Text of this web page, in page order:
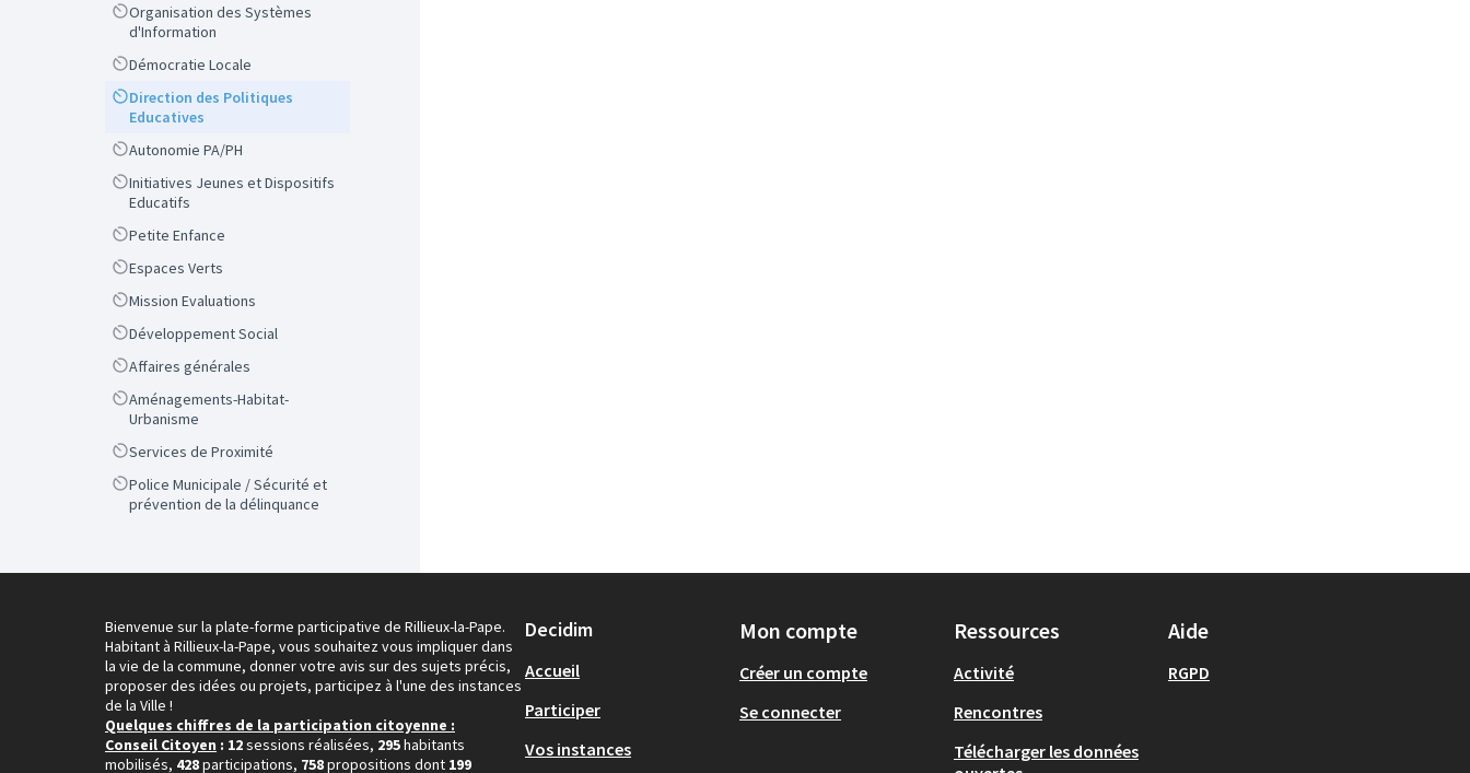
Scope
Organisation des Systèmes
d'Information
ScopeDémocratie Locale
Scope
Direction des Politiques
Educatives
ScopeAutonomie PA/PH
Scope
Initiatives Jeunes et Dispositifs
Educatifs
ScopePetite Enfance
ScopeEspaces Verts
ScopeMission Evaluations
ScopeDéveloppement Social
ScopeAffaires générales
Scope
Aménagements-Habitat-
Urbanisme
ScopeServices de Proximité
Scope
Police Municipale / Sécurité et
prévention de la délinquance
Bienvenue sur la plate-forme participative de Rillieux-la-Pape.
Habitant à Rillieux-la-Pape, vous souhaitez vous impliquer dans
la vie de la commune, donner votre avis sur des sujets précis,
proposer des idées ou projets, participez à l'une des instances
de la Ville !
Quelques chiffres de la participation citoyenne :
Conseil Citoyen : 12sessions réalisées, 295habitants
mobilisés, 428participations, 758propositions dont 199
Decidim
Accueil
Participer
Vos instances
Mon compte
Créer un compte
Se connecter
Ressources
Activité
Rencontres
Télécharger les données
Aide
RGPD